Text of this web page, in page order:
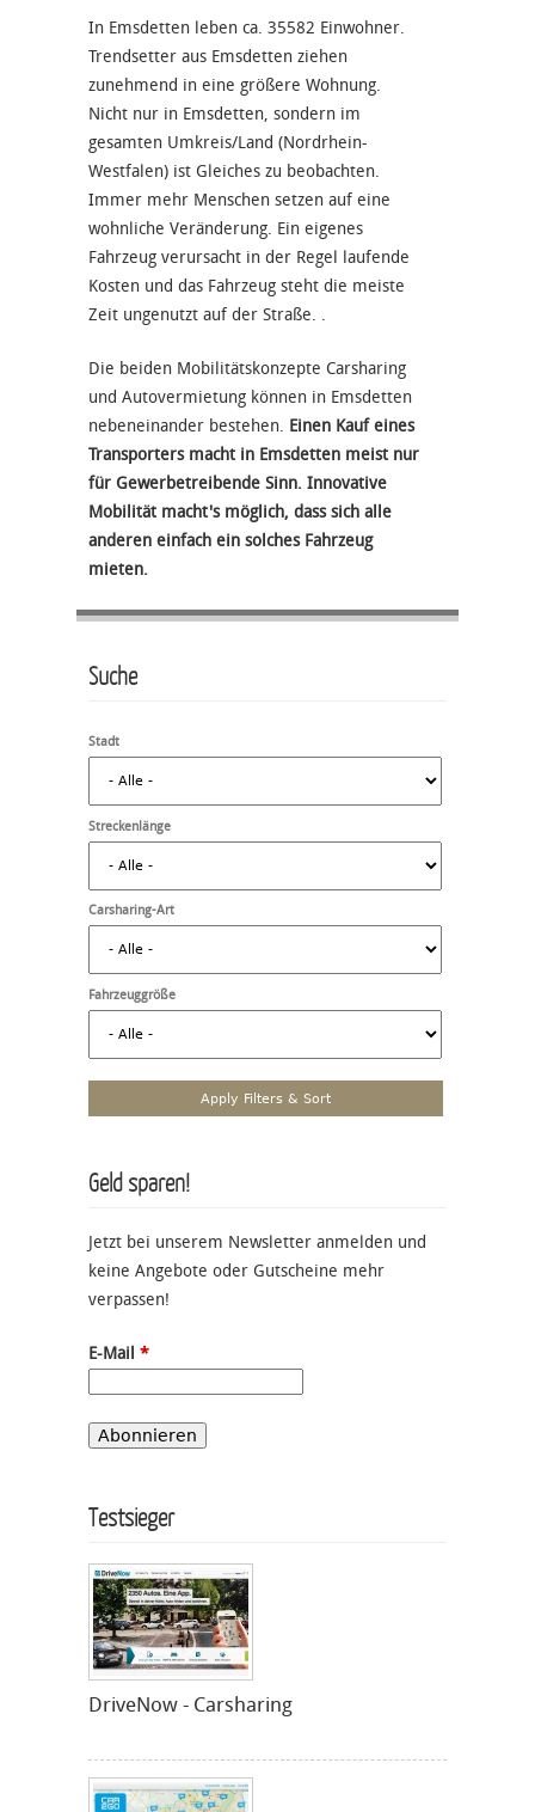
In Emsdetten leben ca. 35582 Einwohner.
Trendsetter aus Emsdetten ziehen
zunehmend in eine größere Wohnung.
Nicht nur in Emsdetten, sondern im
gesamten Umkreis/Land (Nordrhein-
Westfalen) ist Gleiches zu beobachten.
Immer mehr Menschen setzen auf eine
wohnliche Veränderung. Ein eigenes
Fahrzeug verursacht in der Regel laufende
Kosten und das Fahrzeug steht die meiste
Zeit ungenutzt auf der Straße. .
Die beiden Mobilitätskonzepte Carsharing
und Autovermietung können in Emsdetten
nebeneinander bestehen. Einen Kauf eines
Transporters macht in Emsdetten meist nur
für Gewerbetreibende Sinn. Innovative
Mobilität macht's möglich, dass sich alle
anderen einfach ein solches Fahrzeug
mieten.
Suche
Stadt
Streckenlänge
Carsharing-Art
Fahrzeuggröße
Geld sparen!
Jetzt bei unserem Newsletter anmelden und
keine Angebote oder Gutscheine mehr
verpassen!
E-Mail *
Testsieger
DriveNow - Carsharing